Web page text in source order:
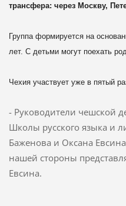
трансфера: через Москву,
Группа формируется на
лет. С детьми могут поехать
Чехия участвует уже в пятый
- Руководители чешской
Школы русского языка и
Баженова и Оксана
нашей стороны
Евсина.